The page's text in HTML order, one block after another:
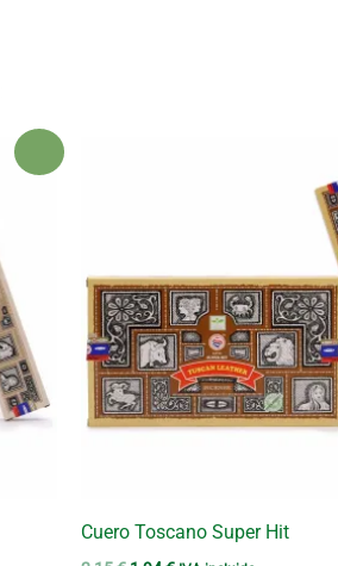
¡Oferta!
Cuero Toscano Super Hit